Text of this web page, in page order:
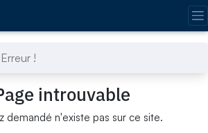
Erreur !
introuvable
demandé n'existe pas sur ce site.